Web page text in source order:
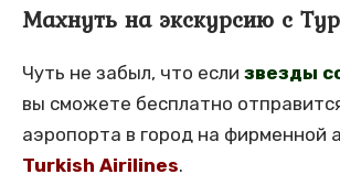
Махнуть на экскурсию с
Чуть не забыл, что если звезды
вы сможете бесплатно
аэропорта в город на фирменной
Turkish Airilines.